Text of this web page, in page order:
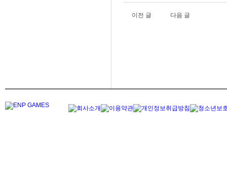
이전 글 다음 글